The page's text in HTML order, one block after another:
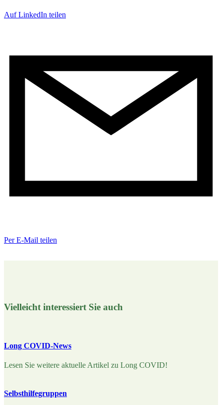
Auf LinkedIn teilen
Per E-Mail teilen
Vielleicht interessiert Sie auch
Long COVID-News
Lesen Sie weitere aktuelle Artikel zu Long COVID!
Selbsthilfegruppen